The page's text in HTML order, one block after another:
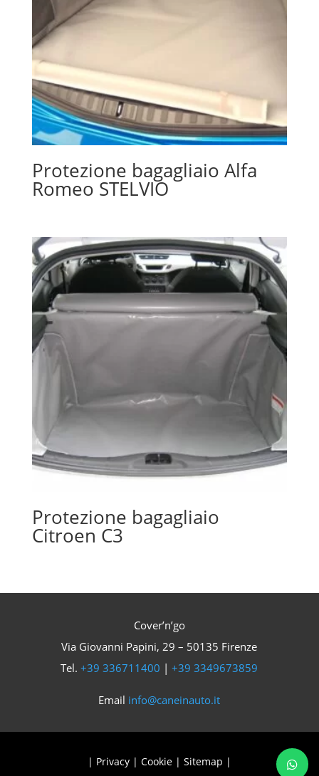
Protezione bagagliaio Alfa
Romeo STELVIO
Protezione bagagliaio
Citroen C3
Cover’n’go
Via Giovanni Papini, 29 – 50135 Firenze
Tel.+39 336711400 |+39 3349673859
Email info@caneinauto.it
| Privacy| Cookie| Sitemap |